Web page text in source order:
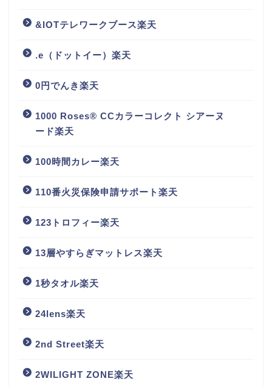
&IOTテレワークブース楽天
.e（ドットイー）楽天
0円でんき楽天
1000 Roses® CCカラーコレクト シアーヌ
ード楽天
100時間カレー楽天
110番火災保険申請サポート楽天
123トロフィー楽天
13層やすらぎマットレス楽天
1秒タオル楽天
24lens楽天
2nd Street楽天
2WILIGHT ZONE楽天